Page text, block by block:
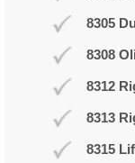
8305
8308
8312
8313
8315